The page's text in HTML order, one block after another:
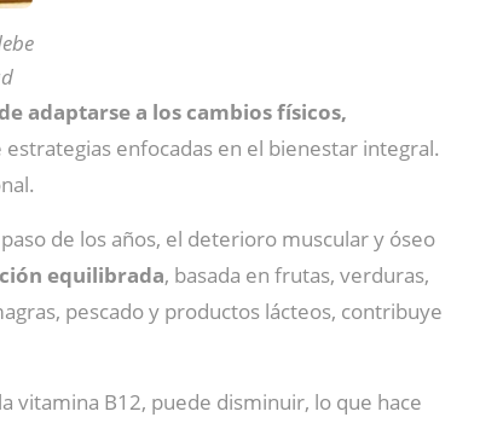
adaptarse a los cambios físicos,
enfocadas en el bienestar integral.
de los años, el deterioro muscular y óseo
equilibrada, basada en frutas, verduras,
pescado y productos lácteos, contribuye
vitamina B12, puede disminuir, lo que hace